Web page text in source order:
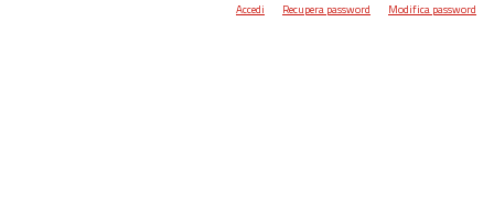
Accedi Recupera password Modifica password